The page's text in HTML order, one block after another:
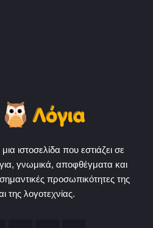
ιστοσελίδα που εστιάζει σε
γνωμικά, αποφθέγματα και
σημαντικές προσωπικότητες της
της λογοτεχνίας.